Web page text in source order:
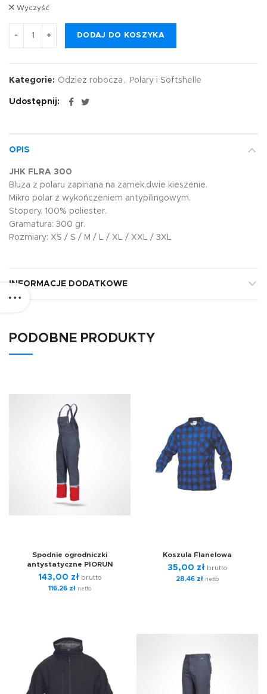
Wyczyść
DODAJ DO KOSZYKA
Kategorie: Odzież robocza , Polary i Softshelle
Udostępnij
OPIS
JHK FLRA 300
Bluza z polaru zapinana na zamek,dwie kieszenie.
Mikro polar z wykończeniem antypilingowym.
Stopery. 100% poliester.
Gramatura: 300 gr.
Rozmiary: XS / S / M / L / XL / XXL / 3XL
INFORMACJE DODATKOWE
PODOBNE PRODUKTY
Spodnie ogrodniczki
antystatyczne PIORUN
143,00 zł brutto
116,26 zł netto
Koszula Flanelowa
35,00 zł brutto
28,46 zł netto